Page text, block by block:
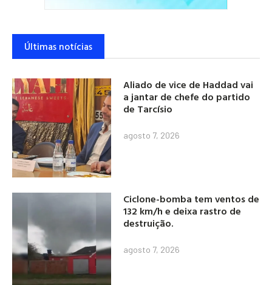
Últimas notícias
Aliado de vice de Haddad vai
a jantar de chefe do partido
de Tarcísio
agosto 7, 2026
Ciclone-bomba tem ventos de
132 km/h e deixa rastro de
destruição.
agosto 7, 2026